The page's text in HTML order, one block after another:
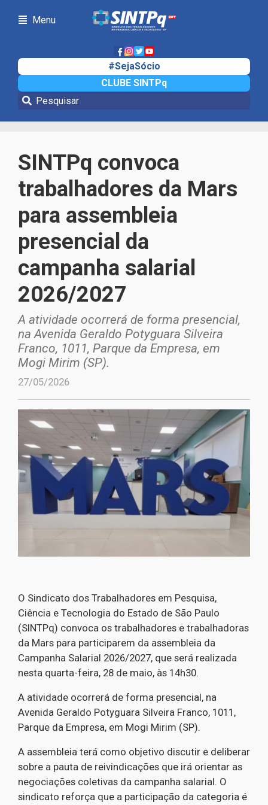
Menu
#SejaSócio
CLUBE SINTPq
Notícias
SINTPq convoca
trabalhadores da Mars
para assembleia
presencial da
campanha salarial
2026/2027
A atividade ocorrerá de forma presencial,
na Avenida Geraldo Potyguara Silveira
Franco, 1011, Parque da Empresa, em
Mogi Mirim (SP).
27/05/2026
O Sindicato dos Trabalhadores em Pesquisa,
Ciência e Tecnologia do Estado de São Paulo
(SINTPq) convoca os trabalhadores e trabalhadoras
da Mars para participarem da assembleia da
Campanha Salarial 2026/2027, que será realizada
nesta quarta-feira, 28 de maio, às 14h30.
A atividade ocorrerá de forma presencial, na
Avenida Geraldo Potyguara Silveira Franco, 1011,
Parque da Empresa, em Mogi Mirim (SP).
A assembleia terá como objetivo discutir e deliberar
sobre a pauta de reivindicações que irá orientar as
negociações coletivas da campanha salarial. O
sindicato reforça que a participação da categoria é